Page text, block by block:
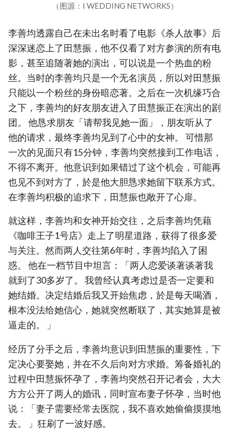
（图源：I WEDDING NETWORKS）
李善均透露自己在未出名时看了电影《杀人故事》后
深深迷恋上了田慧振，他不仅看了对方参演的所有电
影，甚至追随著她的演出，可以说是一个热血的粉
丝。当时的李善均只是一个无名演员，所以对田慧振
只能以一个粉丝的身份暗恋著。之后在一次机缘巧合
之下，李善均的好友朋友进入了田慧振正在演出的剧
团。 他恳求朋友「请帮我见她一面」，朋友听从了
他的请求，最终李善均见到了心中的女神。 可惜那
一次的见面只有15分钟，李善均突然接到工作电话，
不得不离开。他意识到如果错过了这个机会，可能再
也见不到对方了，於是他大胆恳求她留下联系方式。
在李善均积极的追求下，田慧振也敞开了心扉。
就这样，李善均和女神开始交往，之后李善均凭藉
《咖啡王子1号店》走上了明星道路，获得了很多爱
与关注。然而两人交往第6年时，李善均陷入了困
惑。 他在一档节目中坦言：「两人恋爱谈著谈著我
就到了30多岁了。 我曾经认真考虑过是否一定要和
她结婚。决定结婚后我又开始焦虑，於是每天喝酒，
根本没法给她信心，她就突然断联了，其实她算是被
逼走的。 」
经历了分手之后，李善均意识到田慧振的重要性，下
定决心要娶她，并在不久后向对方求婚。筹备婚礼的
过程中田慧振怀孕了，李善均突然召开记者会，大大
方方公开了两人的婚讯，同时宣布妻子怀孕，当时他
说：「妻子需要经常去医院，我不喜欢她偷偷摸摸地
去。 」狂刷了一波好感。